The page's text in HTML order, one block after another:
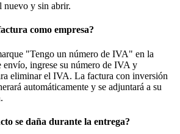
nuevo y sin abrir.
como empresa?
"Tengo un número de IVA" en la
envío, ingrese su número de IVA y
eliminar el IVA. La factura con inversión
automáticamente y se adjuntará a su
se daña durante la entrega?